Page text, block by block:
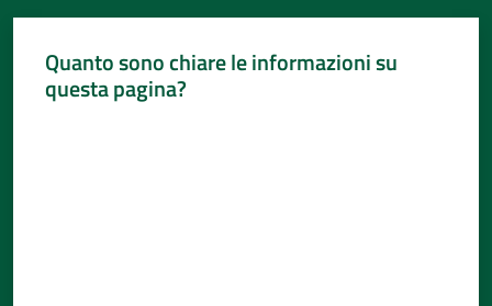
Quanto sono chiare le informazioni su
questa pagina?